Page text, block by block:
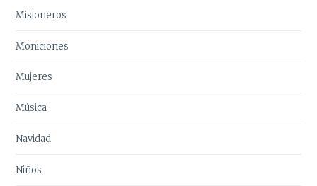
Misioneros
Moniciones
Mujeres
Música
Navidad
Niños